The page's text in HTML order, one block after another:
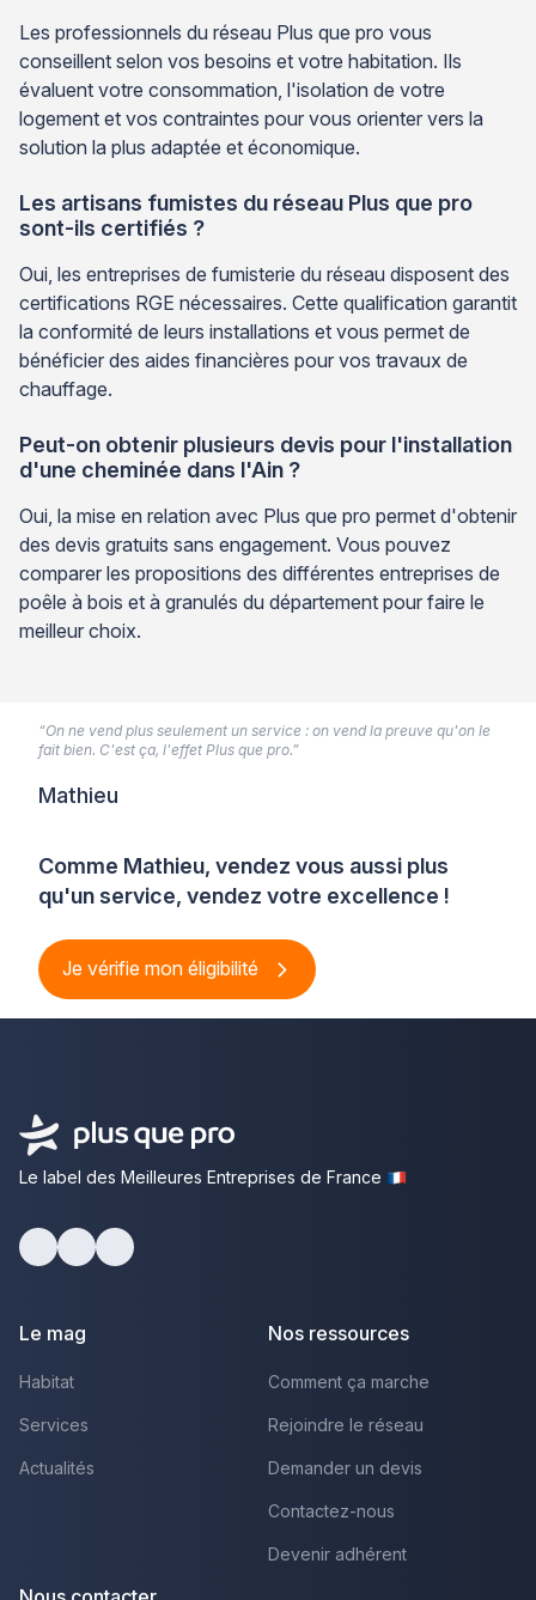
Les professionnels du réseau Plus que pro vous
conseillent selon vos besoins et votre habitation. Ils
évaluent votre consommation, l'isolation de votre
logement et vos contraintes pour vous orienter vers la
solution la plus adaptée et économique.
Les artisans fumistes du réseau Plus que pro
sont-ils certifiés ?
Oui, les entreprises de fumisterie du réseau disposent des
certifications RGE nécessaires. Cette qualification garantit
la conformité de leurs installations et vous permet de
bénéficier des aides financières pour vos travaux de
chauffage.
Peut-on obtenir plusieurs devis pour l'installation
d'une cheminée dans l'Ain ?
Oui, la mise en relation avec Plus que pro permet d'obtenir
des devis gratuits sans engagement. Vous pouvez
comparer les propositions des différentes entreprises de
poêle à bois et à granulés du département pour faire le
meilleur choix.
Comme Mathieu, vendez vous aussi plus
qu'un service, vendez votre excellence !
Je vérifie mon éligibilité
“On ne vend plus seulement un service : on vend la preuve qu'on le
fait bien. C'est ça, l'effet Plus que pro.”
Mathieu
Le label des Meilleures Entreprises de France
Le mag
Habitat
Services
Actualités
Nos ressources
Comment ça marche
Rejoindre le réseau
Demander un devis
Contactez-nous
Devenir adhérent